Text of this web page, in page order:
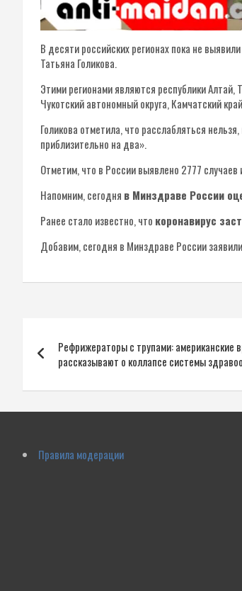
В десяти российских регионах пока не
Татьяна Голикова.
Этими регионами являются республики
Чукотский автономный округа, Камчатский
Голикова отметила, что расслабляться
приблизительно на два».
Отметим, что в России выявлено 2777
Напомним, сегодня в Минздраве России
Ранее стало известно, что коронавирус
Добавим, сегодня в Минздраве России
по
записям
Рефрижераторы с трупами: американские
рассказывают о коллапсе системы
Правила модерации